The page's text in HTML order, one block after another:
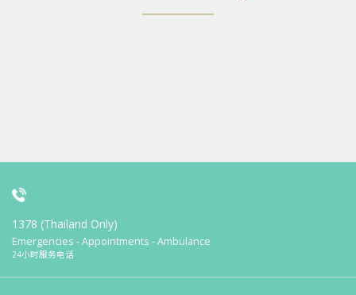
1378 (Thailand Only)
Emergencies - Appointments - Ambulance
24小时服务电话